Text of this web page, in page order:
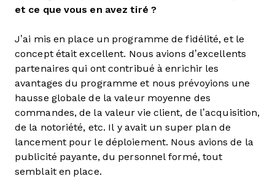
et ce que vous en avez tiré ?
J’ai mis en place un programme de fidélité, et le
concept était excellent. Nous avions d’excellents
partenaires qui ont contribué à enrichir les
avantages du programme et nous prévoyions une
hausse globale de la valeur moyenne des
commandes, de la valeur vie client, de l’acquisition,
de la notoriété, etc. Il y avait un super plan de
lancement pour le déploiement. Nous avions de la
publicité payante, du personnel formé, tout
semblait en place.